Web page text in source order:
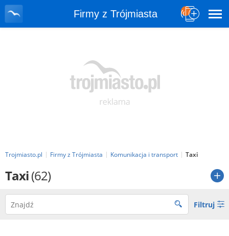
Firmy z Trójmiasta
Trojmiasto.pl Firmy z Trójmiasta Komunikacja i transport Taxi
Taxi(62)
Filtruj